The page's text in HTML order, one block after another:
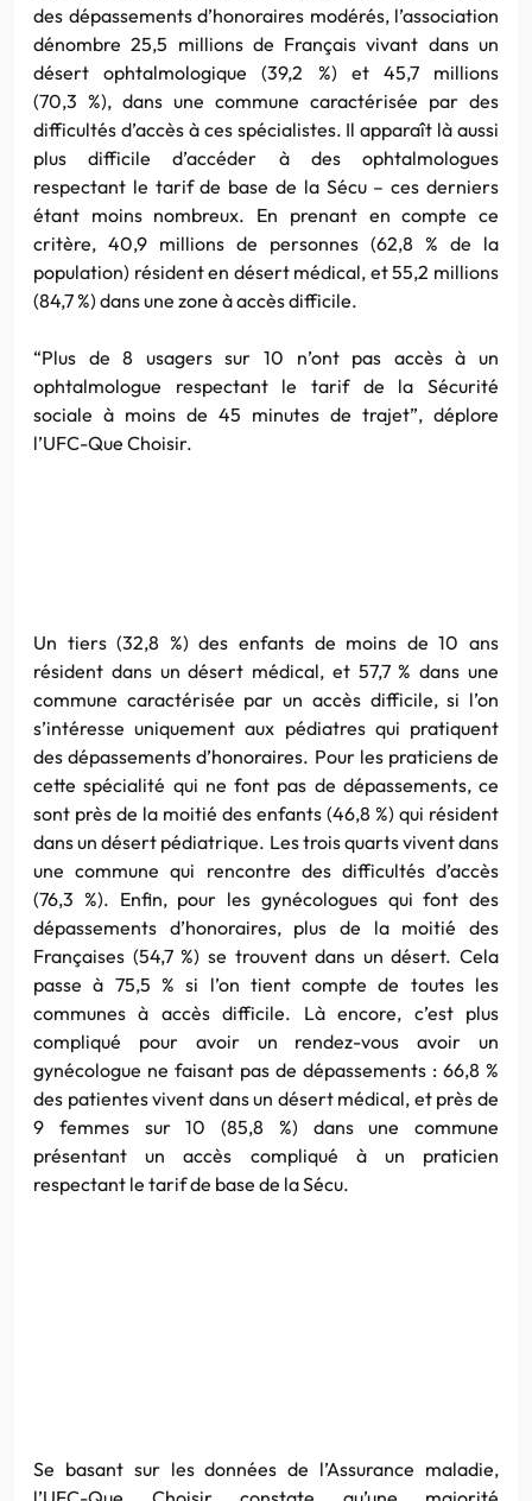
des dépassements d’honoraires modérés, l’association
dénombre 25,5 millions de Français vivant dans un
désert ophtalmologique (39,2 %) et 45,7 millions
(70,3 %), dans une commune caractérisée par des
difficultés d’accès à ces spécialistes. Il apparaît là aussi
plus difficile d’accéder à des ophtalmologues
respectant le tarif de base de la Sécu – ces derniers
étant moins nombreux. En prenant en compte ce
critère, 40,9 millions de personnes (62,8 % de la
population) résident en désert médical, et 55,2 millions
(84,7 %) dans une zone à accès difficile.
“Plus de 8 usagers sur 10 n’ont pas accès à un
ophtalmologue respectant le tarif de la Sécurité
sociale à moins de 45 minutes de trajet”, déplore
l’UFC-Que Choisir.
Un tiers (32,8 %) des enfants de moins de 10 ans
résident dans un désert médical, et 57,7 % dans une
commune caractérisée par un accès difficile, si l’on
s’intéresse uniquement aux pédiatres qui pratiquent
des dépassements d’honoraires. Pour les praticiens de
cette spécialité qui ne font pas de dépassements, ce
sont près de la moitié des enfants (46,8 %) qui résident
dans un désert pédiatrique. Les trois quarts vivent dans
une commune qui rencontre des difficultés d’accès
(76,3 %). Enfin, pour les gynécologues qui font des
dépassements d’honoraires, plus de la moitié des
Françaises (54,7 %) se trouvent dans un désert. Cela
passe à 75,5 % si l’on tient compte de toutes les
communes à accès difficile. Là encore, c’est plus
compliqué pour avoir un rendez-vous avoir un
gynécologue ne faisant pas de dépassements : 66,8 %
des patientes vivent dans un désert médical, et près de
9 femmes sur 10 (85,8 %) dans une commune
présentant un accès compliqué à un praticien
respectant le tarif de base de la Sécu.
Se basant sur les données de l’Assurance maladie,